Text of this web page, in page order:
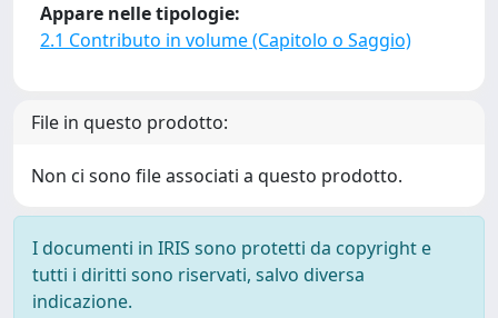
Appare nelle tipologie:
2.1 Contributo in volume (Capitolo o Saggio)
File in questo prodotto:
Non ci sono file associati a questo prodotto.
I documenti in IRIS sono protetti da copyright e
tutti i diritti sono riservati, salvo diversa
indicazione.